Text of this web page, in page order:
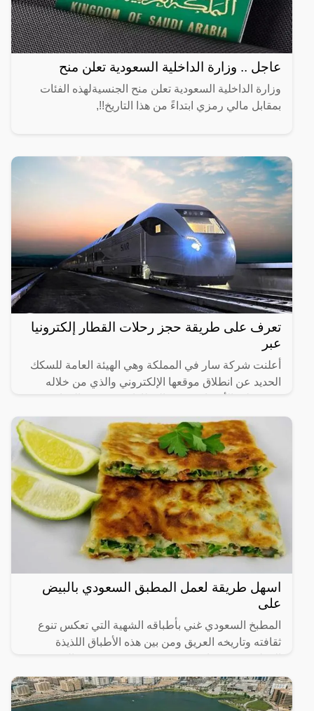
عاجل .. وزارة الداخلية السعودية تعلن منح
وزارة الداخلية السعودية تعلن منح الجنسيةلهذه الفئات
بمقابل مالي رمزي ابتداءً من هذا التاريخ!!,
تعرف على طريقة حجز رحلات القطار إلكترونيا
عبر
أعلنت شركة سار في المملكة وهي الهيئة العامة للسكك
الحديد عن انطلاق موقعها الإلكتروني والذي من خلاله
المختلفة لها،
اسهل طريقة لعمل المطبق السعودي بالبيض
على
المطبخ السعودي غني بأطباقه الشهية التي تعكس تنوع
ثقافته وتاريخه العريق ومن بين هذه الأطباق اللذيذة
واللحم المفروم